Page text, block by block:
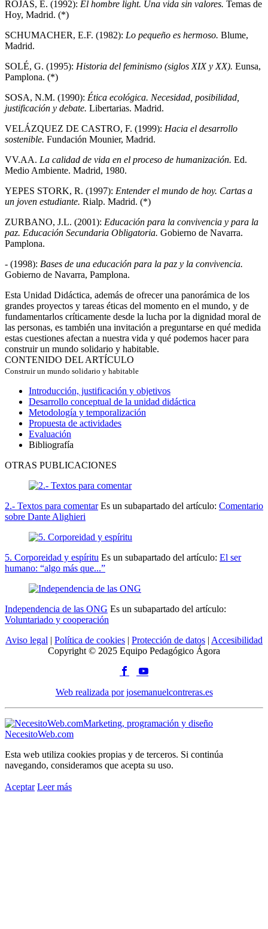
ROJAS, E. (1992): El hombre light. Una vida sin valores. Temas de
Hoy, Madrid. (*)
SCHUMACHER, E.F. (1982): Lo pequeño es hermoso. Blume,
Madrid.
SOLÉ, G. (1995): Historia del feminismo (siglos XIX y XX). Eunsa,
Pamplona. (*)
SOSA, N.M. (1990): Ética ecológica. Necesidad, posibilidad,
justificación y debate. Libertarias. Madrid.
VELÁZQUEZ DE CASTRO, F. (1999): Hacia el desarrollo
sostenible. Fundación Mounier, Madrid.
VV.AA. La calidad de vida en el proceso de humanización. Ed.
Medio Ambiente. Madrid, 1980.
YEPES STORK, R. (1997): Entender el mundo de hoy. Cartas a
un joven estudiante. Rialp. Madrid. (*)
ZURBANO, J.L. (2001): Educación para la convivencia y para la
paz. Educación Secundaria Obligatoria. Gobierno de Navarra.
Pamplona.
- (1998): Bases de una educación para la paz y la convivencia.
Gobierno de Navarra, Pamplona.
Esta Unidad Didáctica, además de ofrecer una panorámica de los
grandes proyectos y tareas éticas del momento en el mundo, y de
fundamentarlos críticamente desde la lucha por la dignidad moral de
las personas, es también una invitación a preguntarse en qué medida
estas cuestiones afectan a nuestra vida y qué podemos hacer para
construir un mundo solidario y habitable.
CONTENIDO DEL ARTÍCULO
Construir un mundo solidario y habitable
Introducción, justificación y objetivos
Desarrollo conceptual de la unidad didáctica
Metodología y temporalización
Propuesta de actividades
Evaluación
Bibliografía
OTRAS PUBLICACIONES
2.- Textos para comentar Es un subapartado del artículo: Comentario
sobre Dante Alighieri
5. Corporeidad y espíritu Es un subapartado del artículo: El ser
humano: “algo más que...”
Independencia de las ONG Es un subapartado del artículo:
Voluntariado y cooperación
Aviso legal | Política de cookies | Protección de datos | Accesibilidad
Copyright © 2025 Equipo Pedagógico Ágora
Web realizada por josemanuelcontreras.es
Marketing, programación y diseño
NecesitoWeb.com
Esta web utiliza cookies propias y de terceros. Si continúa
navegando, consideramos que acepta su uso.
Aceptar Leer más